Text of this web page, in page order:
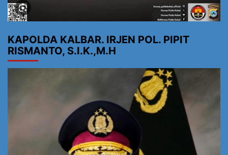
KAPOLDA KALBAR. IRJEN POL. PIPIT
RISMANTO, S.I.K.,M.H